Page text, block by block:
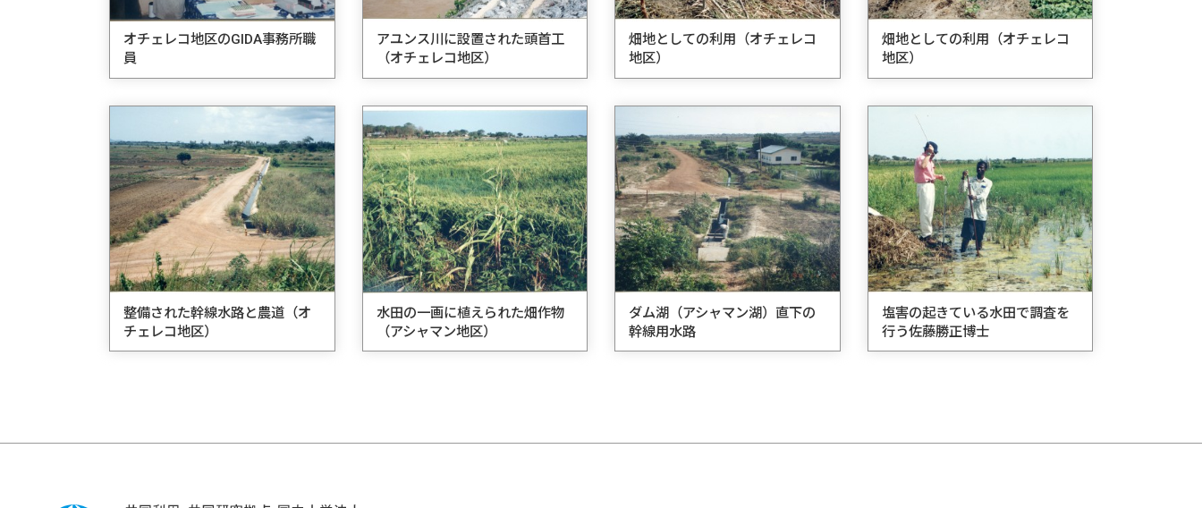
オチェレコ地区のGIDA事務所職
員
アユンス川に設置された頭首工
（オチェレコ地区）
畑地としての利用（オチェレコ
地区）
畑地としての利用（オチェレコ
地区）
整備された幹線水路と農道（オ
チェレコ地区）
水田の一画に植えられた畑作物
（アシャマン地区）
ダム湖（アシャマン湖）直下の
幹線用水路
塩害の起きている水田で調査を
行う佐藤勝正博士